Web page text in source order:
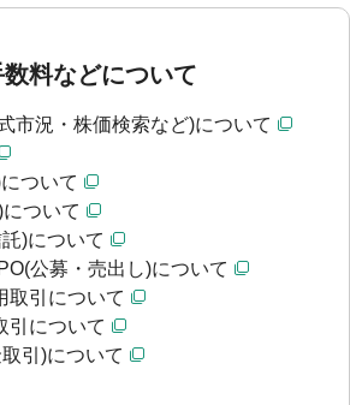
料などについて
市況・株価検索など)について
ついて
ついて
)について
公募・売出し)について
取引について
引について
引)について